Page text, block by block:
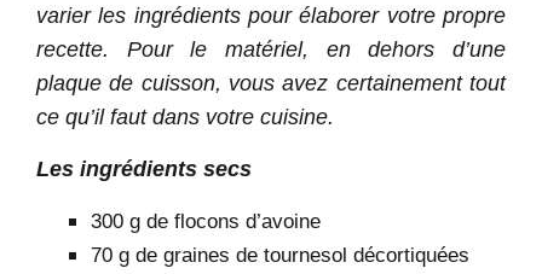
varier les ingrédients pour élaborer votre propre
recette. Pour le matériel, en dehors d’une
plaque de cuisson, vous avez certainement tout
ce qu’il faut dans votre cuisine.
Les ingrédients secs
300 g de flocons d’avoine
70 g de graines de tournesol décortiquées